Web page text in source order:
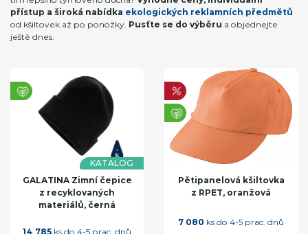
přístup a široká nabídka ekologických reklamních předmětů
od kšiltovek až po ponožky. Pusťte se do výběru a objednejte
ještě dnes.
KATALOG
GALATINA Zimní čepice
z recyklovaných
materiálů, černá
14 785 ks do 4-5 prac. dnů
Pětipanelová kšiltovka
z RPET, oranžová
7 080 ks do 4-5 prac. dnů